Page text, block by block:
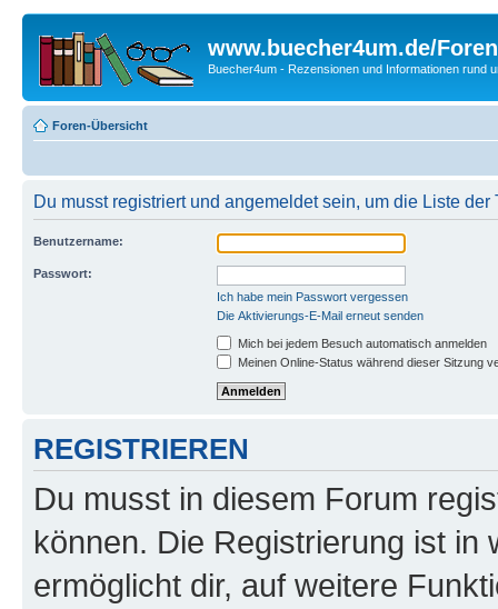
www.buecher4um.de/Foren
Buecher4um - Rezensionen und Informationen rund
Foren-Übersicht
Du musst registriert und angemeldet sein, um die Liste
Benutzername:
Passwort:
Ich habe mein Passwort vergessen
Die Aktivierungs-E-Mail erneut senden
Mich bei jedem Besuch automatisch anmelden
Meinen Online-Status während dieser Sitzung
REGISTRIEREN
Du musst in diesem Forum
können. Die Registrierung ist in
ermöglicht dir, auf weitere